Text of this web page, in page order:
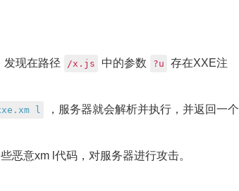
发现在路径 /x.js 中的参数 ?u
存在XXE注
l
，服务器就会解析并执行，并返回一个
恶意xm l代码，对服务器进行攻击。